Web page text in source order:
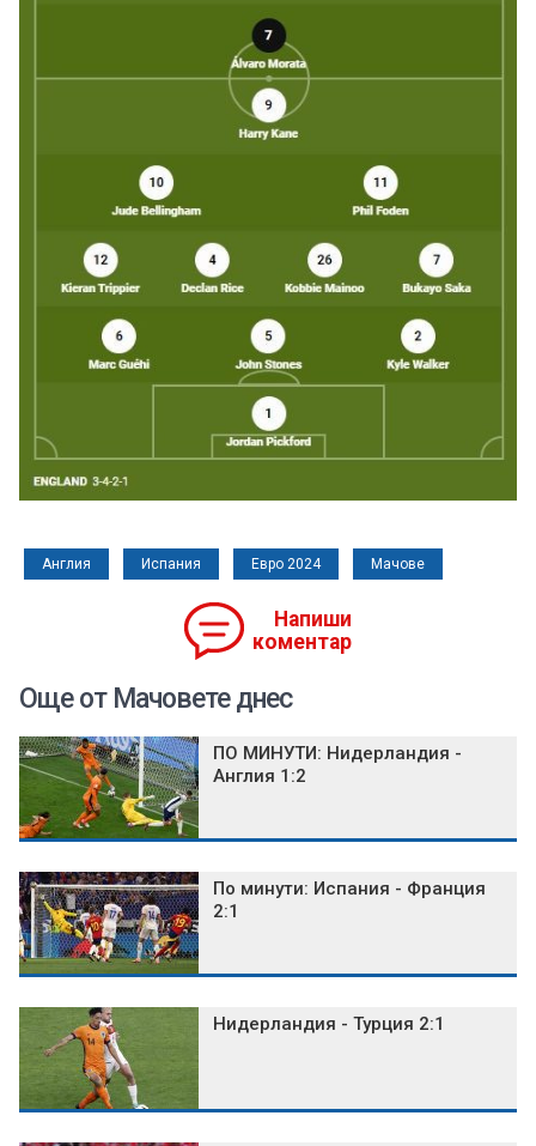
Англия Испания Евро 2024 Мачове
Напиши
коментар
Още от Мачовете днес
ПО МИНУТИ: Нидерландия -
Англия 1:2
По минути: Испания - Франция
2:1
Нидерландия - Турция 2:1